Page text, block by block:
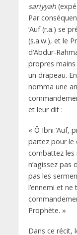
sariyyah
Par
‘Auf (r.a.) se
(s.a.w.), et le
d’Abdur-
propres
un drapeau.
nomma une
et leur dit :
« Ô Ibni ‘Auf,
partez pour le
combattez les
n’agissez pas
pas les
l’ennemi et ne
Prophète. »
Dans ce récit,